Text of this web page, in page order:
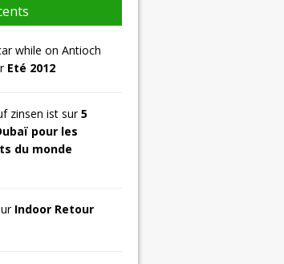
while on Antioch
Eté 2012
zinsen ist sur5
pour les
du monde
Indoor Retour